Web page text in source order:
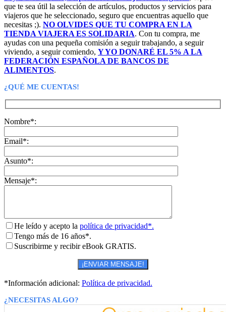
que te sea útil la selección de artículos, productos y servicios para
viajeros que he seleccionado, seguro que encuentras aquello que
necesitas ;). NO OLVIDES QUE TU COMPRA EN LA
TIENDA VIAJERA ES SOLIDARIA. Con tu compra, me
ayudas con una pequeña comisión a seguir trabajando, a seguir
viviendo, a seguir comiendo, Y YO DONARÉ EL 5% A LA
FEDERACIÓN ESPAÑOLA DE BANCOS DE
ALIMENTOS.
¿QUÉ ME CUENTAS!
Nombre*:
Email*:
Asunto*:
Mensaje*:
He leído y acepto la política de privacidad*.
Tengo más de 16 años*.
Suscribirme y recibir eBook GRATIS.
*Información adicional: Política de privacidad.
¿NECESITAS ALGO?